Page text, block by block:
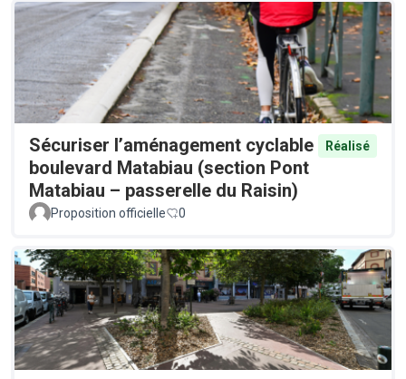
Sécuriser l’aménagement cyclable
boulevard Matabiau (section Pont
Matabiau – passerelle du Raisin)
Réalisé
Proposition officielle 0